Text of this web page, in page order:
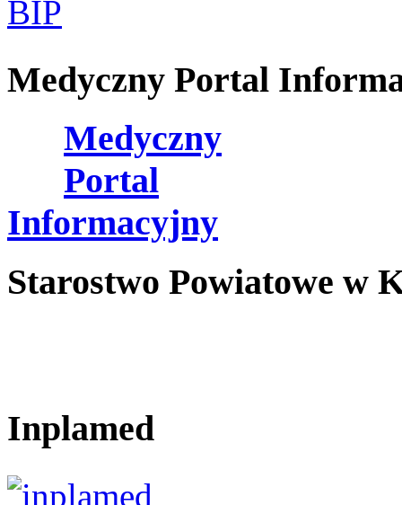
Medyczny Portal
Medyczny
Portal
Informacyjny
Starostwo Powiatowe w
Inplamed